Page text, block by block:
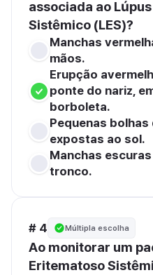
associada ao
Sistêmico (LES)?
Manchas
mãos.
Erupção
ponte do nariz,
borboleta.
Pequenas bolhas
expostas ao sol.
Manchas
tronco.
# 4 Múltipla escolha
Ao monitorar um
Eritematoso